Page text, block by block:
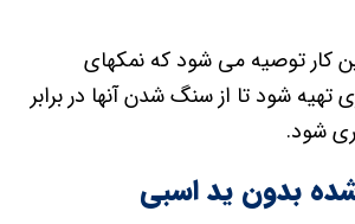
کار توصیه می شود که نمکهای
تهیه شود تا از سنگ شدن آنها در برابر
شود.
بدون ید اسبی